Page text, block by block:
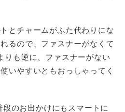
とチャームがふた代わりにな
るので、ファスナーがなくて
りも逆に、ファスナーがない
いやすいともおっしゃってく
のお出かけにもスマートに